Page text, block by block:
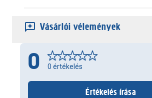
Vásárlói vélemények
0 0 értékelés
Értékelés írása